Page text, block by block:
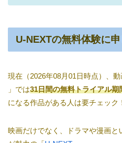
U-NEXTの無料体験に
現在（2026年08月01日時点）、
」では31日間の無料トライアル期
になる作品がある人は要チェック
映画だけでなく、ドラマや漫画と